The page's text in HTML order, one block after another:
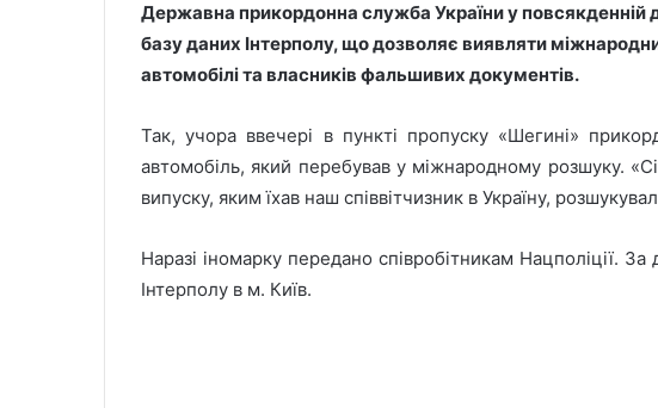
Державна прикордонна служба України у повсякденній
базу даних Інтерполу, що дозволяє виявляти
автомобілі та власників фальшивих документів.
Так, учора ввечері в пункті пропуску «Шегині»
автомобіль, який перебував у міжнародному розшуку.
випуску, яким їхав наш співвітчизник в Україну,
Наразі іномарку передано співробітникам Нацполіції.
Інтерполу в м. Київ.